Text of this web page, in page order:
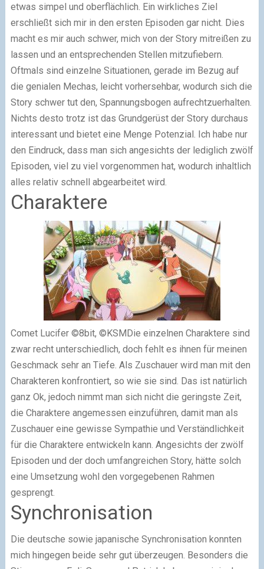
etwas simpel und oberflächlich. Ein wirkliches Ziel
erschließt sich mir in den ersten Episoden gar nicht. Dies
macht es mir auch schwer, mich von der Story mitreißen zu
lassen und an entsprechenden Stellen mitzufiebern.
Oftmals sind einzelne Situationen, gerade im Bezug auf
die genialen Mechas, leicht vorhersehbar, wodurch sich die
Story schwer tut den, Spannungsbogen aufrechtzuerhalten.
Nichts desto trotz ist das Grundgerüst der Story durchaus
interessant und bietet eine Menge Potenzial. Ich habe nur
den Eindruck, dass man sich angesichts der lediglich zwölf
Episoden, viel zu viel vorgenommen hat, wodurch inhaltlich
alles relativ schnell abgearbeitet wird.
Charaktere
Comet Lucifer ©8bit, ©KSMDie einzelnen Charaktere sind
zwar recht unterschiedlich, doch fehlt es ihnen für meinen
Geschmack sehr an Tiefe. Als Zuschauer wird man mit den
Charakteren konfrontiert, so wie sie sind. Das ist natürlich
ganz Ok, jedoch nimmt man sich nicht die geringste Zeit,
die Charaktere angemessen einzuführen, damit man als
Zuschauer eine gewisse Sympathie und Verständlichkeit
für die Charaktere entwickeln kann. Angesichts der zwölf
Episoden und der doch umfangreichen Story, hätte solch
eine Umsetzung wohl den vorgegebenen Rahmen
gesprengt.
Synchronisation
Die deutsche sowie japanische Synchronisation konnten
mich hingegen beide sehr gut überzeugen. Besonders die